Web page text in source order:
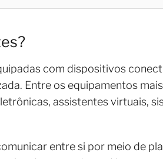
com dispositivos
Entre os equipamentos
assistentes virtuais,
entre si por meio de